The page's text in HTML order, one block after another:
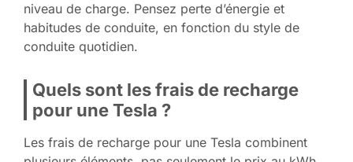
niveau de charge. Pensez perte d’énergie et
habitudes de conduite, en fonction du style de
conduite quotidien.
Quels sont les frais de recharge
pour une Tesla ?
Les frais de recharge pour une Tesla combinent